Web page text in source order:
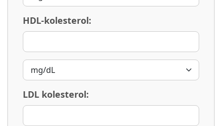
HDL-kolesterol:
LDL kolesterol: